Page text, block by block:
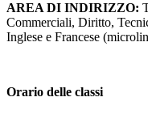
AREA DI INDIRIZZO:
Commerciali, Diritto,
Inglese e Francese
Orario delle classi